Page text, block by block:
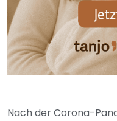
Nach der Corona-